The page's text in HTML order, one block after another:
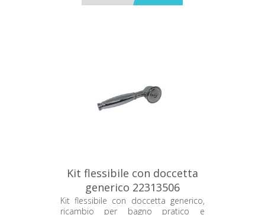
Kit flessibile con doccetta
generico 22313506
Kit flessibile con doccetta generico,
ricambio per bagno pratico e